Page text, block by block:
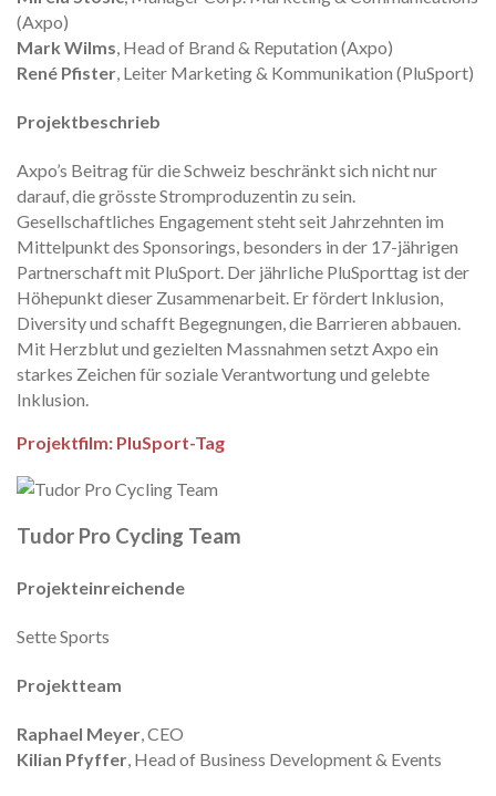
(Axpo)
Mark Wilms , Head of Brand & Reputation (Axpo)
René Pfister , Leiter Marketing & Kommunikation (PluSport)
Projektbeschrieb
Axpo’s Beitrag für die Schweiz beschränkt sich nicht nur
darauf, die grösste Stromproduzentin zu sein.
Gesellschaftliches Engagement steht seit Jahrzehnten im
Mittelpunkt des Sponsorings, besonders in der 17-jährigen
Partnerschaft mit PluSport. Der jährliche PluSporttag ist der
Höhepunkt dieser Zusammenarbeit. Er fördert Inklusion,
Diversity und schafft Begegnungen, die Barrieren abbauen.
Mit Herzblut und gezielten Massnahmen setzt Axpo ein
starkes Zeichen für soziale Verantwortung und gelebte
Inklusion.
Projektfilm: PluSport-Tag
Tudor Pro Cycling Team
Projekteinreichende
Sette Sports
Projektteam
Raphael Meyer, CEO
Kilian Pfyffer, Head of Business Development & Events